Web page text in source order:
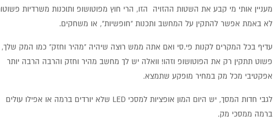
מעניין אותי מי קבע את השטות ההזויה הזו, הרי חוץ מפוטושופ ותוכנות משרדיות
לא באמת אפשר להתקין על המחשב ותכנות "חופשיות", או משחקים.
עדיף בכל המקרים לקנות פי.סי ואם אתה ממש רוצה שיהיה "מהיר וחזק" כמו המק
פשוט תתקין רק את הפוטושופ וזהו! וואלה יש לך מחשב מהיר וחזק והרבה הרבה יותר
אפקטיבי מכל מק במחיר מופקע שתמצא.
לגבי חדות המסך, יש היום המון אופציות למסכי LED שלא יורדים ברמה או אפילו עולים
ברמה ממסכי מק.